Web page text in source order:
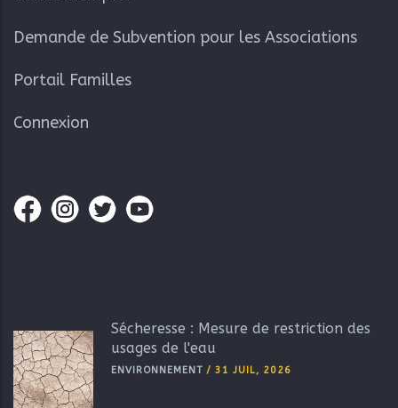
Demande de Subvention pour les Associations
Portail Familles
Connexion
Sécheresse : Mesure de restriction des
usages de l'eau
ENVIRONNEMENT / 31 JUIL, 2026